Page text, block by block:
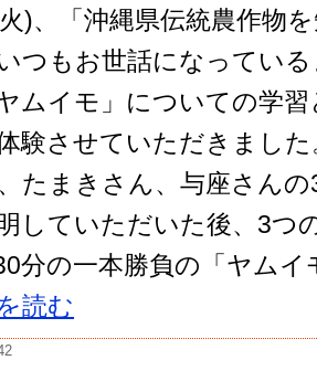
)、「沖縄県伝統農作物
つもお世話になってい
ムイモ」についての学
験させていただきまし
たまきさん、与座さん
していただいた後、3つ
分の一本勝負の「ヤム
読む